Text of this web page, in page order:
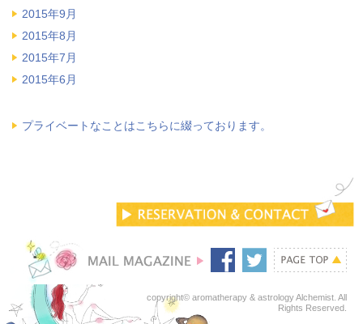
2015年9月
2015年8月
2015年7月
2015年6月
プライベートなことはこちらに綴っております。
copyright© aromatherapy & astrology Alchemist. All
Rights Reserved.